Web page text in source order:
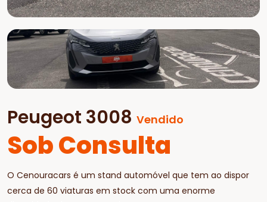
Peugeot 3008 Vendido
Sob Consulta
O Cenouracars é um stand automóvel que tem ao dispor
cerca de 60 viaturas em stock com uma enorme